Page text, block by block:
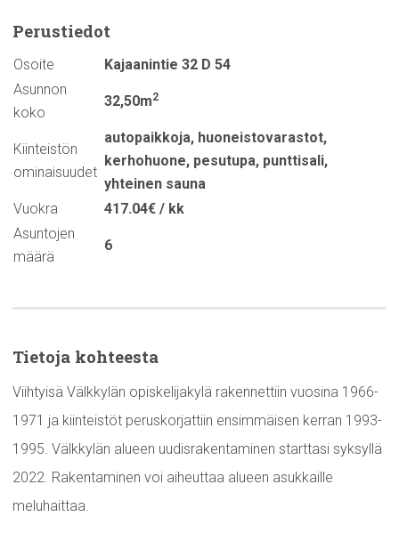
Perustiedot
Osoite
Kajaanintie 32 D 54
Asunnon
koko
32,50m2
Kiinteistön
ominaisuudet
autopaikkoja, huoneistovarastot,
kerhohuone, pesutupa, punttisali,
yhteinen sauna
Vuokra
417.04€ / kk
Asuntojen
määrä
6
Tietoja kohteesta
Viihtyisä Välkkylän opiskelijakylä rakennettiin vuosina 1966-
1971 ja kiinteistöt peruskorjattiin ensimmäisen kerran 1993-
1995. Välkkylän alueen uudisrakentaminen starttasi syksyllä
2022. Rakentaminen voi aiheuttaa alueen asukkaille
meluhaittaa.